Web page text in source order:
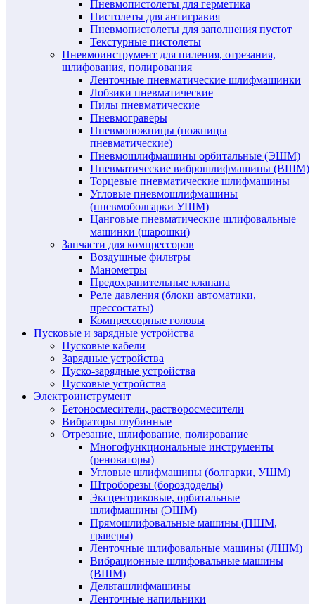
Пневмопистолеты для герметика
Пистолеты для антигравия
Пневмопистолеты для заполнения пустот
Текстурные пистолеты
Пневмоинструмент для пиления, отрезания,
шлифования, полирования
Ленточные пневматические шлифмашинки
Лобзики пневматические
Пилы пневматические
Пневмограверы
Пневмоножницы (ножницы
пневматические)
Пневмошлифмашины орбитальные (ЭШМ)
Пневматические виброшлифмашины (ВШМ)
Торцевые пневматические шлифмашины
Угловые пневмошлифмашины
(пневмоболгарки УШМ)
Цанговые пневматические шлифовальные
машинки (шарошки)
Запчасти для компрессоров
Воздушные фильтры
Манометры
Предохранительные клапана
Реле давления (блоки автоматики,
прессостаты)
Компрессорные головы
Пусковые и зарядные устройства
Пусковые кабели
Зарядные устройства
Пуско-зарядные устройства
Пусковые устройства
Электроинструмент
Бетоносмесители, растворосмесители
Вибраторы глубинные
Отрезание, шлифование, полирование
Многофункциональные инструменты
(реноваторы)
Угловые шлифмашины (болгарки, УШМ)
Штроборезы (бороздоделы)
Эксцентриковые, орбитальные
шлифмашины (ЭШМ)
Прямошлифовальные машины (ПШМ,
граверы)
Ленточные шлифовальные машины (ЛШМ)
Вибрационные шлифовальные машины
(ВШМ)
Дельташлифмашины
Ленточные напильники